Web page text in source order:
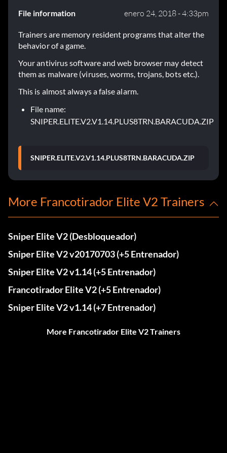
File information enero 24, 2018 - 4:33pm
Trainers are memory resident programs that alter the
behavior of a game.
Your antivirus software and web browser may detect
them as malware (viruses, worms, trojans, bots etc.).
This is almost always a false alarm.
File name:
SNIPER.ELITE.V2.V1.14.PLUS8TRN.BARACUDA.ZIP
SNIPER.ELITE.V2.V1.14.PLUS8TRN.BARACUDA.ZIP
More Francotirador Elite V2 Trainers
Sniper Elite V2 (Desbloqueador)
Sniper Elite V2 v20170703 (+5 Entrenador)
Sniper Elite V2 v1.14 (+5 Entrenador)
Francotirador Elite V2 (+5 Entrenador)
Sniper Elite V2 v1.14 (+7 Entrenador)
More Francotirador Elite V2 Trainers